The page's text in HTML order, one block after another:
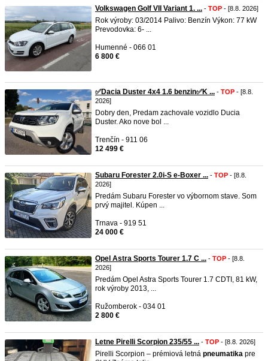
Volkswagen Golf VII Variant 1. ... - TOP - [8.8. 2026]
Rok výroby: 03/2014 Palivo: Benzín Výkon: 77 kW
Prevodovka: 6- ...
Humenné - 066 01
6 800 €
✅Dacia Duster 4x4 1.6 benzin✅K ... - TOP - [8.8.
2026]
Dobry den, Predam zachovale vozidlo Ducia
Duster. Ako nove bol ...
Trenčín - 911 06
12 499 €
Subaru Forester 2.0i-S e-Boxer ... - TOP - [8.8.
2026]
Predám Subaru Forester vo výbornom stave. Som
prvý majitel. Kúpen ...
Trnava - 919 51
24 000 €
Opel Astra Sports Tourer 1.7 C ... - TOP - [8.8.
2026]
Predám Opel Astra Sports Tourer 1.7 CDTI, 81 kW,
rok výroby 2013, ...
Ružomberok - 034 01
2 800 €
Letne Pirelli Scorpion 235/55 ... - TOP - [8.8. 2026]
Pirelli Scorpion – prémiová letná pneumatika pre